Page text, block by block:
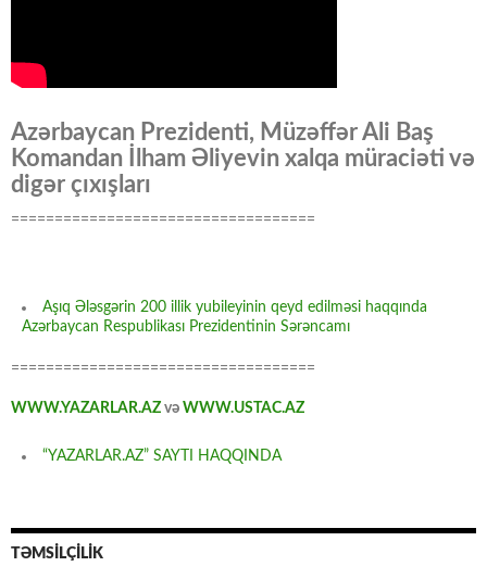
Azərbaycan Prezidenti, Müzəffər Ali Baş
Komandan İlham Əliyevin xalqa müraciəti və
digər çıxışları
===================================
Aşıq Ələsgərin 200 illik yubileyinin qeyd edilməsi haqqında
Azərbaycan Respublikası Prezidentinin Sərəncamı
===================================
WWW.YAZARLAR.AZ və WWW.USTAC.AZ
“YAZARLAR.AZ” SAYTI HAQQINDA
TƏMSİLÇİLİK